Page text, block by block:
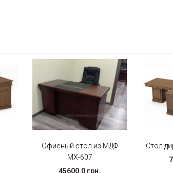
Офисный стол из МДФ
МХ-607
45600.0 грн.
Стол